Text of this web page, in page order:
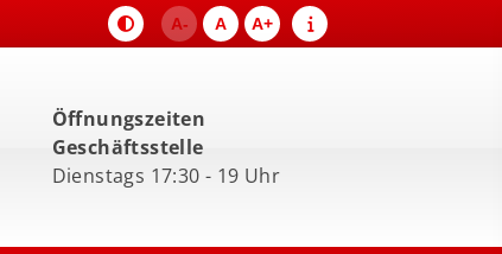
A- A A+
Öffnungszeiten
Geschäftsstelle
Dienstags 17:30 - 19 Uhr